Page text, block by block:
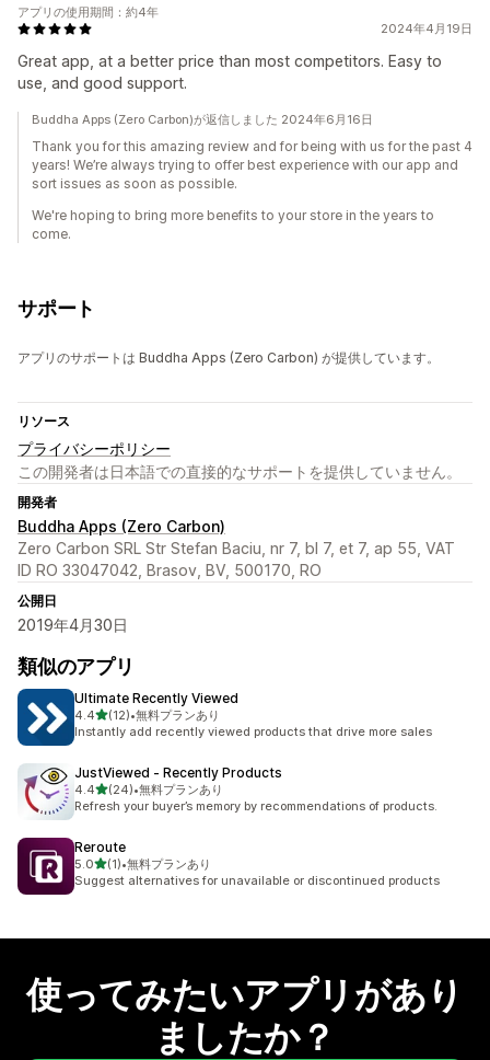
2024年4月19日
Great app, at a better price than most competitors. Easy to
use, and good support.
アプリの使用期間：約4年
Buddha Apps (Zero Carbon)が返信しました 2024年6月16日
Thank you for this amazing review and for being with us for the past 4
years! We’re always trying to offer best experience with our app and
sort issues as soon as possible.
We're hoping to bring more benefits to your store in the years to
come.
サポート
アプリのサポートは Buddha Apps (Zero Carbon) が提供しています。
リソース
プライバシーポリシー
この開発者は日本語での直接的なサポートを提供していません。
開発者
Buddha Apps (Zero Carbon)
Zero Carbon SRL Str Stefan Baciu, nr 7, bl 7, et 7, ap 55, VAT
ID RO 33047042, Brasov, BV, 500170, RO
公開日
2019年4月30日
類似のアプリ
Ultimate Recently Viewed
4.45つ星中
(12)
合計レビュー数：12件
•無料プランあり
Instantly add recently viewed products that drive more sales
JustViewed ‑ Recently Products
4.45つ星中
(24)
合計レビュー数：24件
•無料プランあり
Refresh your buyer’s memory by recommendations of products.
Reroute
5.05つ星中
(1)
合計レビュー数：1件
•無料プランあり
Suggest alternatives for unavailable or discontinued products
使ってみたいアプリがあり
ましたか？